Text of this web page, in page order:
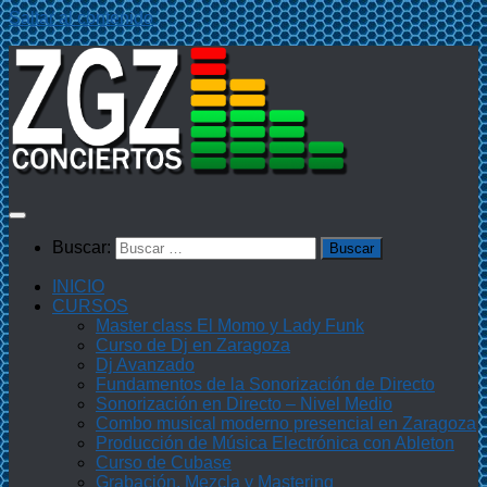
Saltar al contenido
Buscar:
INICIO
CURSOS
Master class El Momo y Lady Funk
Curso de Dj en Zaragoza
Dj Avanzado
Fundamentos de la Sonorización de Directo
Sonorización en Directo – Nivel Medio
Combo musical moderno presencial en Zaragoza
Producción de Música Electrónica con Ableton
Curso de Cubase
Grabación, Mezcla y Mastering